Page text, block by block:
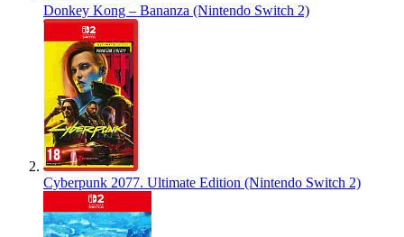
Donkey Kong – Bananza (Nintendo Switch 2)
Cyberpunk 2077. Ultimate Edition (Nintendo Switch 2)